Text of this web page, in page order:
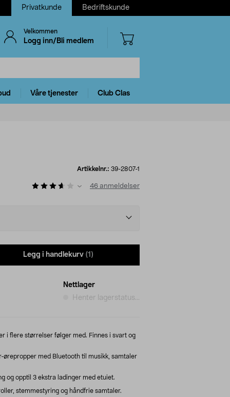
Privatkunde Bedriftskunde
Velkommen
Logg inn/Bli medlem
Våre tjenester Club Clas
Artikkelnr.: 39-2807-1
46 anmeldelser
Legg i handlekurv (1)
Nettlager
Henter lagerstatus...
i flere størrelser følger med. Finnes i svart og
ørepropper med Bluetooth til musikk, samtaler
og opptil 3 ekstra ladinger med etuiet.
stemmestyring og håndfrie samtaler.